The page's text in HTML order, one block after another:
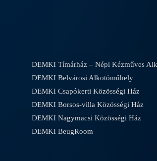
DEMKI Tímárház – Népi Kézműves
DEMKI Belvárosi Alkotóműhely
DEMKI Csapókerti Közösségi Ház
DEMKI Borsos-villa Közösségi Ház
DEMKI Nagymacsi Közösségi Ház
DEMKI BeugRoom